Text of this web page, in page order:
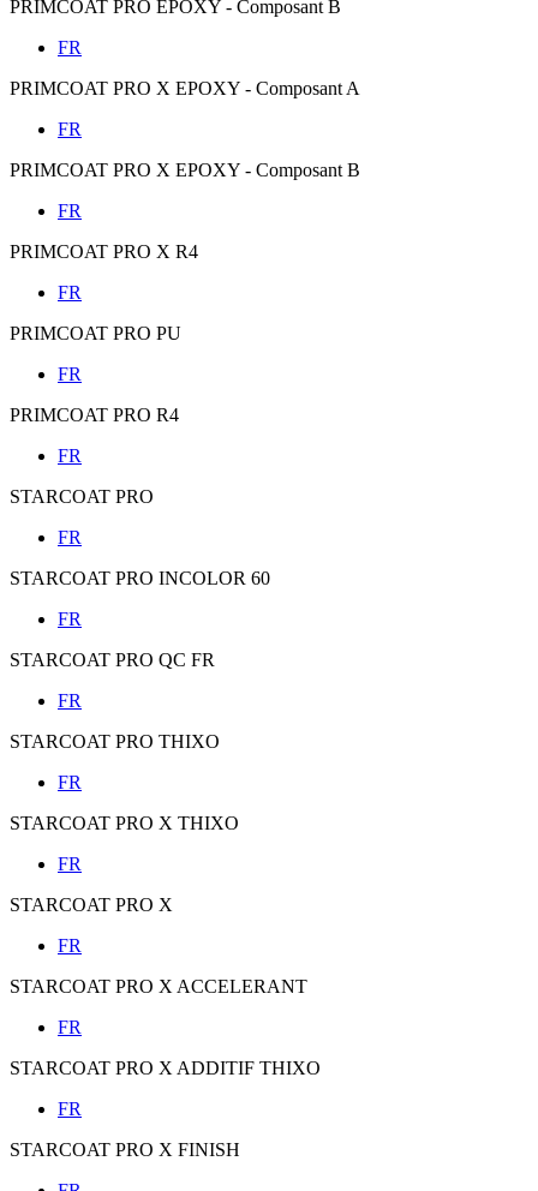
PRIMCOAT PRO EPOXY - Composant B
FR
PRIMCOAT PRO X EPOXY - Composant A
FR
PRIMCOAT PRO X EPOXY - Composant B
FR
PRIMCOAT PRO X R4
FR
PRIMCOAT PRO PU
FR
PRIMCOAT PRO R4
FR
STARCOAT PRO
FR
STARCOAT PRO INCOLOR 60
FR
STARCOAT PRO QC FR
FR
STARCOAT PRO THIXO
FR
STARCOAT PRO X THIXO
FR
STARCOAT PRO X
FR
STARCOAT PRO X ACCELERANT
FR
STARCOAT PRO X ADDITIF THIXO
FR
STARCOAT PRO X FINISH